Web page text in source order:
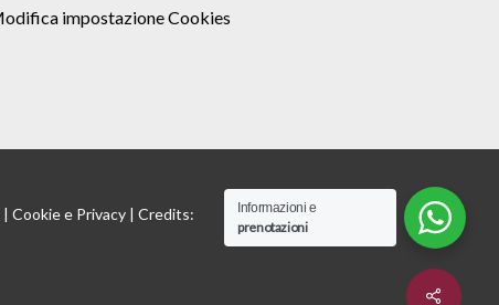
Share
impostazione Cookies
|Cookiee Privacy | Credits:
Informazioni e
prenotazioni